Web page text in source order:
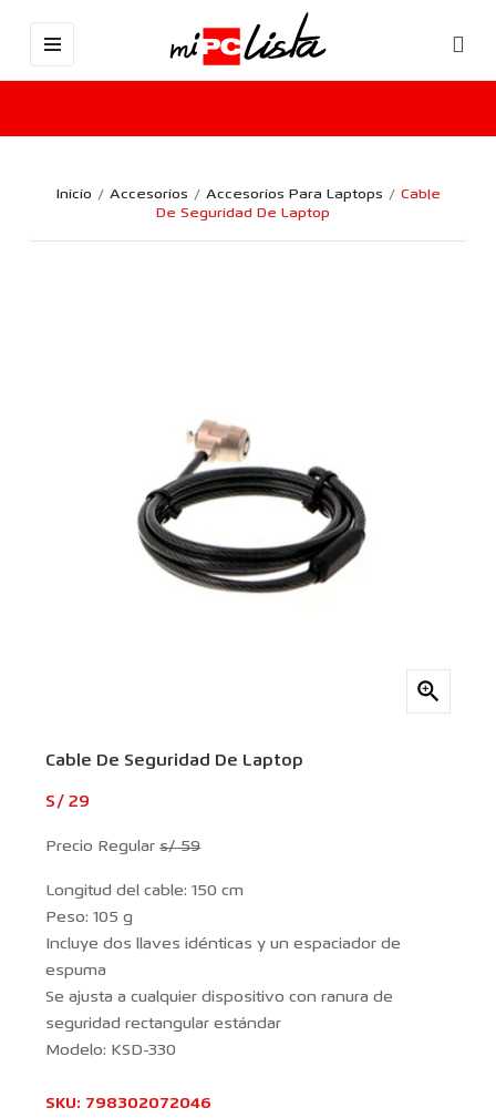
Inicio Accesorios Accesorios Para Laptops
Cable
De Seguridad De Laptop

Cable De Seguridad De Laptop
S/ 29
Precio Regulars/ 59
Longitud del cable: 150 cm
Peso: 105 g
Incluye dos llaves idénticas y un espaciador de
espuma
Se ajusta a cualquier dispositivo con ranura de
seguridad rectangular estándar
Modelo: KSD-330
SKU: 798302072046